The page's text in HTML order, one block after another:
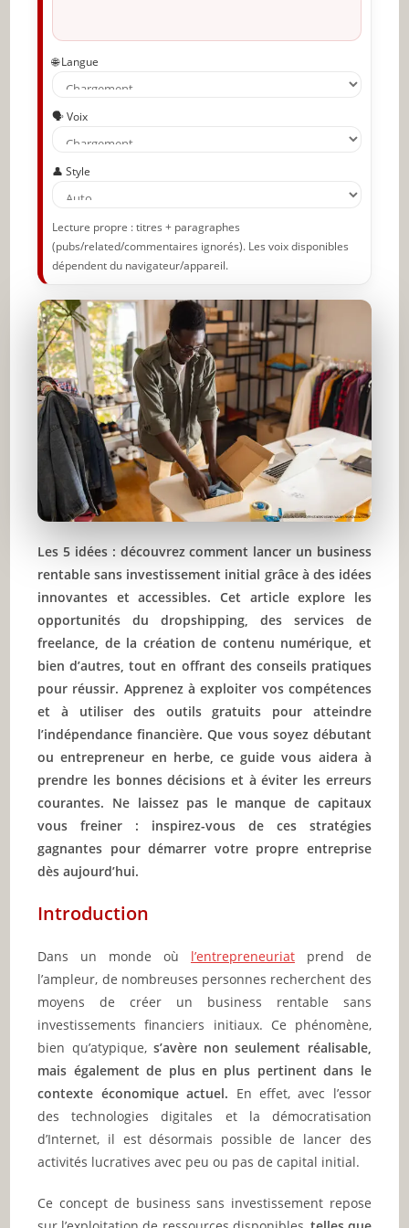
🌐 Langue
🗣️ Voix
👤 Style
Lecture propre : titres + paragraphes
(pubs/related/commentaires ignorés). Les voix disponibles
dépendent du navigateur/appareil.
Les 5 idées : découvrez comment lancer un business
rentable sans investissement initial grâce à des idées
innovantes et accessibles. Cet article explore les
opportunités du dropshipping, des services de
freelance, de la création de contenu numérique, et
bien d’autres, tout en offrant des conseils pratiques
pour réussir. Apprenez à exploiter vos compétences
et à utiliser des outils gratuits pour atteindre
l’indépendance financière. Que vous soyez débutant
ou entrepreneur en herbe, ce guide vous aidera à
prendre les bonnes décisions et à éviter les erreurs
courantes. Ne laissez pas le manque de capitaux
vous freiner : inspirez-vous de ces stratégies
gagnantes pour démarrer votre propre entreprise
dès aujourd’hui.
Introduction
Dans un monde où l’entrepreneuriatprend de
l’ampleur, de nombreuses personnes recherchent des
moyens de créer un business rentable sans
investissements financiers initiaux. Ce phénomène,
bien qu’atypique, s’avère non seulement réalisable,
mais également de plus en plus pertinent dans le
contexte économique actuel. En effet, avec l’essor
des technologies digitales et la démocratisation
d’Internet, il est désormais possible de lancer des
activités lucratives avec peu ou pas de capital initial.
Ce concept de business sans investissement repose